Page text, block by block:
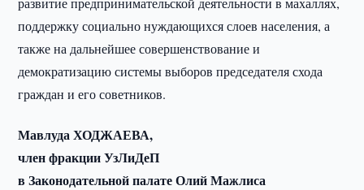
поддержку социально нуждающихся слоев населения, а
также на дальнейшее совершенствование и
демократизацию системы выборов председателя схода
граждан и его советников.
Мавлуда ХОДЖАЕВА,
член фракции УзЛиДеП
в Законодательной палате Олий Мажлиса